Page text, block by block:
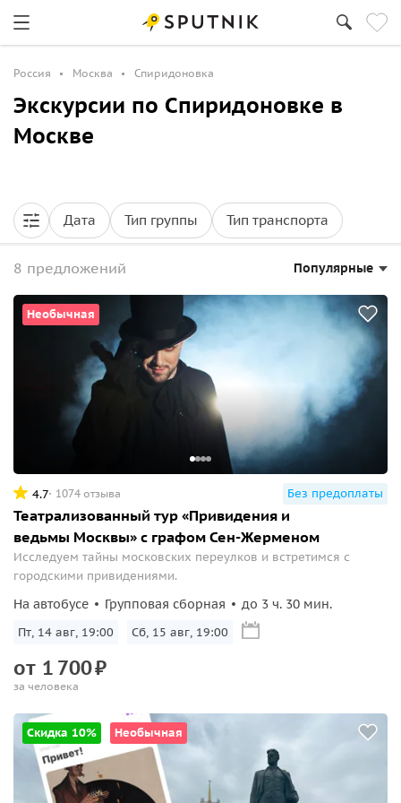
Россия Москва Спиридоновка
Экскурсии по Спиридоновке в
Москве
Дата Тип группы Тип транспорта
8 предложений Популярные
Необычная
4.7 1074 отзыва Без предоплаты
Театрализованный тур «Привидения и
ведьмы Москвы» с графом Сен-Жерменом
Исследуем тайны московских переулков и встретимся с
городскими привидениями.
На автобусе Групповая сборная до 3 ч. 30 мин.
Пт, 14 авг, 19:00 Сб, 15 авг, 19:00
от 1 700₽
за человека
Скидка 10% Необычная